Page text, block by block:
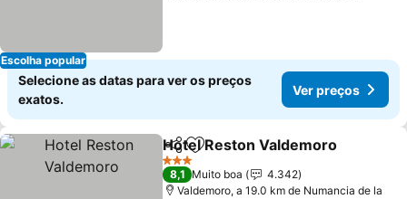
Escolha popular
Selecione as datas para ver os preços
exatos.
Ver preços
PartilharAdicionar aos favoritos
Hotel Reston Valdemoro
3 Estrelas
8,1 Muito boa
4.342
Valdemoro, a 19.0 km de Numancia de la